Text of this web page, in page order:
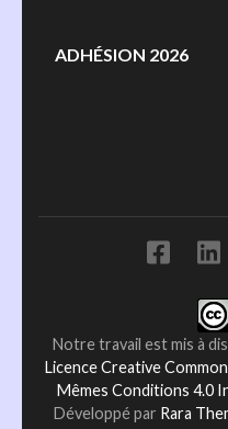
ADHÉSION 2026
Notre travail est mis à
Licence Creative
Mêmes Conditions 4.0
Développé par Rara